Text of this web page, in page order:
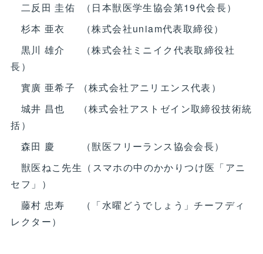
二反田 圭佑 （日本獣医学生協会第19代会長）
杉本 亜衣 （株式会社uniam代表取締役）
黒川 雄介 （株式会社ミニイク代表取締役社
長）
實廣 亜希子 （株式会社アニリエンス代表）
城井 昌也 （株式会社アストゼイン取締役技術統
括）
森田 慶 （獣医フリーランス協会会長）
獣医ねこ先生（スマホの中のかかりつけ医「アニ
セフ」）
藤村 忠寿 （「水曜どうでしょう」チーフディ
レクター）